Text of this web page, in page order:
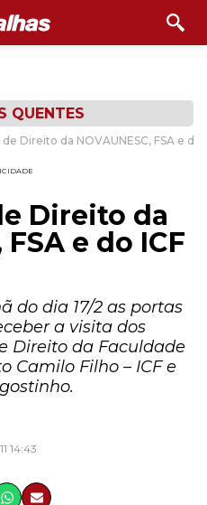
QUENTES
Direito da NOVAUNESC, FSA e do
Direito da
FSA e do ICF
do dia 17/2 as portas
a visita dos
Direito da Faculdade
Camilo Filho – ICF e
14:43